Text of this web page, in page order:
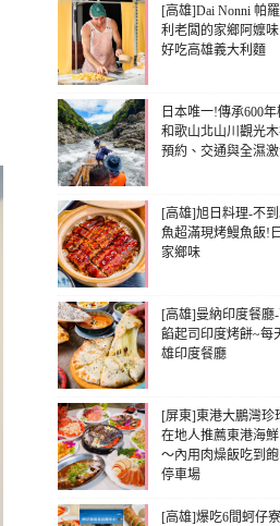
[高雄]Dai Nonni 帕
利老闆的家鄉阿嬤
好吃高雄義大利麵
日本唯一!傳承600
和歌山北山川觀光木
預約、交通與全濕
[高雄]旭日料理-不
魚超滿現烤鰻魚飯!
家鄉味
[高雄]曼納印度餐廳
餡起司印度烤餅~每
雄印度餐廳
[屏東]東港大鵬灣
在地人推薦東港海
～內用肉燥飯吃到
停車場
[高雄]爆吃6間蚵仔